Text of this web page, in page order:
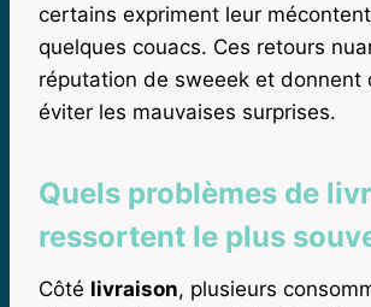
certains expriment leur
quelques couacs. Ces retours
réputation de sweeek et donnent
éviter les mauvaises surprises.
Quels problèmes de
ressortent le plus
Côté livraison, plusieurs